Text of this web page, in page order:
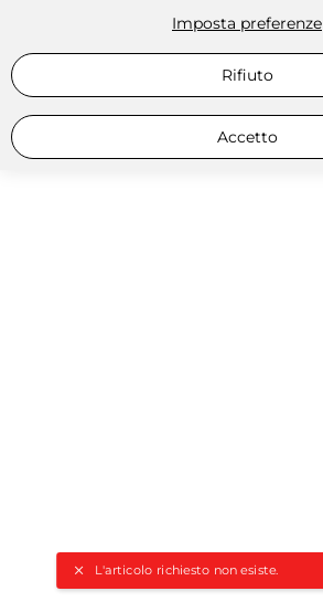
L'articolo richiesto non esiste.
Imposta preferenze
Rifiuto
Accetto